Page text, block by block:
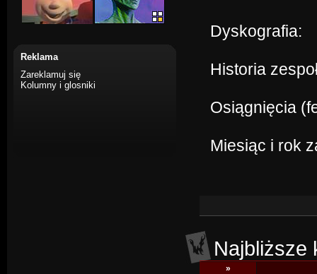
Reklama
Zareklamuj się
Kolumny i glosniki
Dyskografia:
Historia
Osiągnięcia
Miesiąc i rok
Najbliższe
»